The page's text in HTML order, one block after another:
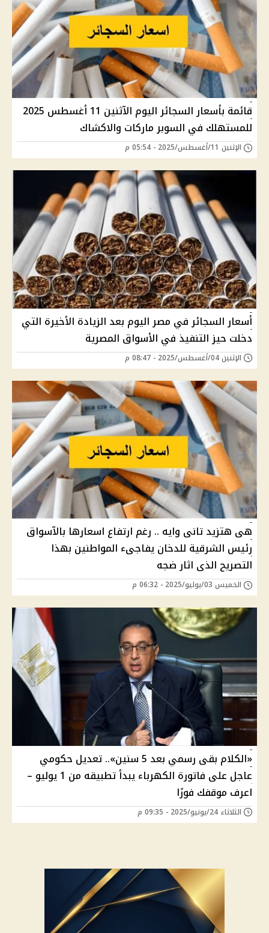
قائمة بأسعار السجائر اليوم الآثنين 11 أغسطس 2025
للمستهلك في السوبر ماركات والاكشاك
الإثنين 11/أغسطس/2025 - 05:54 م
أسعار السجائر في مصر اليوم بعد الزيادة الأخيرة التي
دخلت حيز التنفيذ في الأسواق المصرية
الإثنين 04/أغسطس/2025 - 08:47 م
هى هتزيد تانى وايه .. رغم ارتفاع اسعارها بالآسواق
رئيس الشرقية للدخان يفاجىء المواطنين بهذا
التصريح الذى اثار ضجه
الخميس 03/يوليو/2025 - 06:32 م
«الكلام بقى رسمي بعد 5 سنين».. تعديل حكومي
عاجل على فاتورة الكهرباء يبدأ تطبيقه من 1 يوليو –
اعرف موقفك فورًا
الثلاثاء 24/يونيو/2025 - 09:35 م